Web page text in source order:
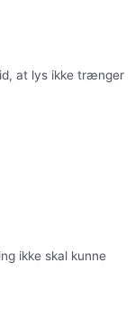
at lys ikke trænger
ikke skal kunne